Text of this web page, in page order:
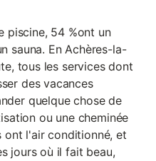
piscine, 54 %ont un
sauna. En Achères-la-
tous les services dont
des vacances
quelque chose de
ou une cheminée
ont l'air conditionné, et
jours où il fait beau,